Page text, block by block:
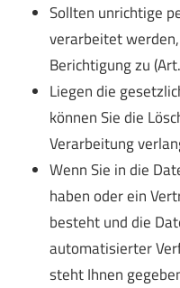
Sollten unrichtige
verarbeitet
Berichtigung zu
Liegen die
können Sie die
Verarbeitung
Wenn Sie in die
haben oder ein
besteht und die
automatisierter
steht Ihnen